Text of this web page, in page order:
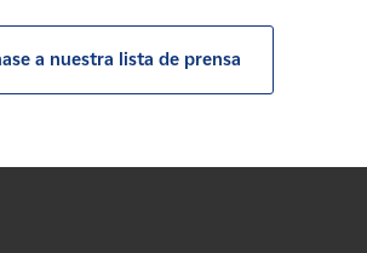
a nuestra lista de prensa